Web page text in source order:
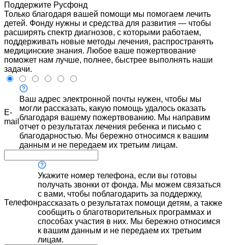
Поддержите Русфонд
Только благодаря вашей помощи мы помогаем лечить
детей. Фонду нужны и средства для развития — чтобы
расширять спектр диагнозов, с которыми работаем,
поддерживать новые методы лечения, распространять
медицинские знания. Любое ваше пожертвование
поможет нам лучше, полнее, быстрее выполнять наши
задачи.
E-
mail
Ваш адрес электронной почты нужен, чтобы мы
могли рассказать, какую помощь удалось оказать
благодаря вашему пожертвованию. Мы направим
отчет о результатах лечения ребенка и письмо с
благодарностью. Мы бережно относимся к вашим
данным и не передаем их третьим лицам.
Телефон
Укажите номер телефона, если вы готовы
получать звонки от фонда. Мы можем связаться
с вами, чтобы поблагодарить за поддержку,
рассказать о результатах помощи детям, а также
сообщить о благотворительных программах и
способах участия в них. Мы бережно относимся
к вашим данным и не передаем их третьим
лицам.